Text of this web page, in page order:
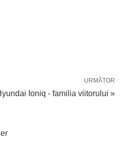
URMĂTOR
Ioniq - familia viitorului »